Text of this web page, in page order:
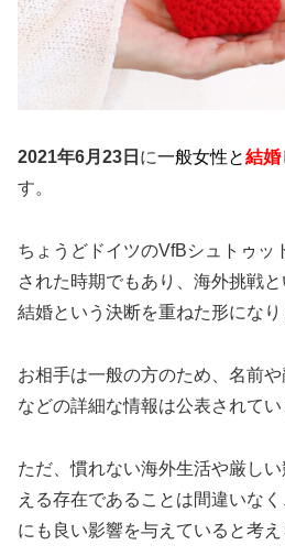
2021年6月23日 に一般女性と結婚
す。
ちょうどドイツのVfBシュトゥッ
された時期でもあり、海外挑戦
結婚という決断を重ねた形になり
お相手は一般の方のため、名前
などの詳細な情報は公表されてい
ただ、慣れない海外生活や厳し
える存在であることは間違いな
にも良い影響を与えていると考え